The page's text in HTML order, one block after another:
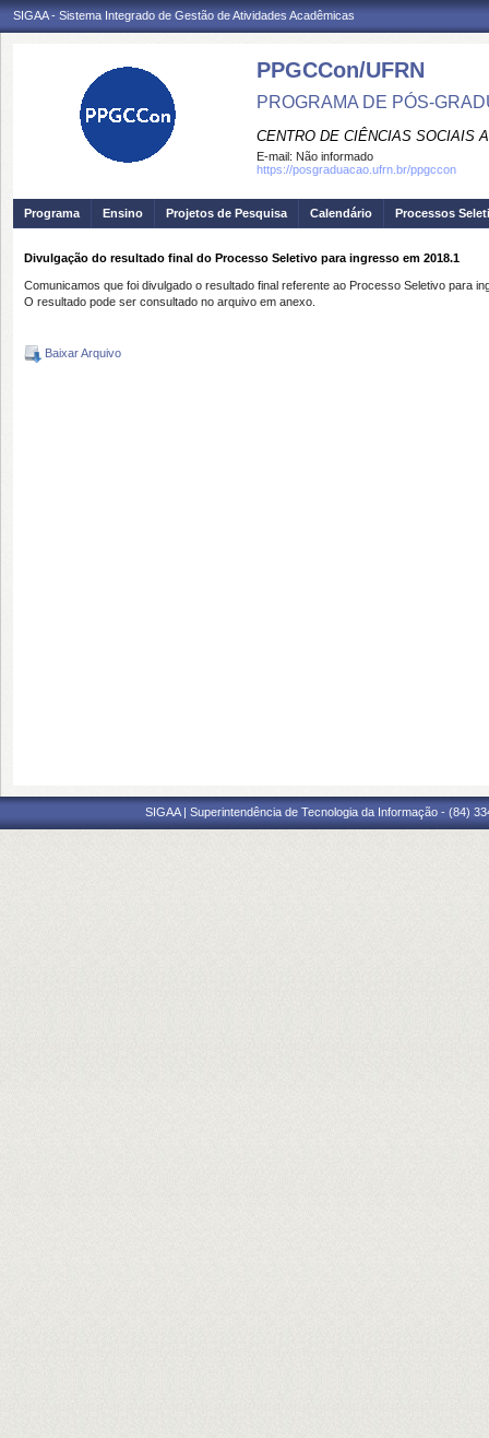
SIGAA - Sistema Integrado de Gestão de Atividades Acadêmicas
PPGCCon/UFRN
PROGRAMA DE PÓS-
CENTRO DE CIÊNCIAS SOCIAIS
E-mail: Não informado
https://posgraduacao.ufrn.br/ppgccon
Programa Ensino Projetos de Pesquisa Calendário Processos
Divulgação do resultado final do Processo Seletivo para ingresso em 2018.1
Comunicamos que foi divulgado o resultado final referente ao Processo Seletivo para
O resultado pode ser consultado no arquivo em anexo.
Baixar Arquivo
SIGAA | Superintendência de Tecnologia da Informação - (84)